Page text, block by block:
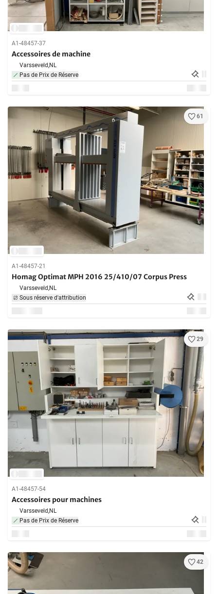
A1-48457-37
Accessoires de machine
Varsseveld,NL
Pas de Prix de Réserve
61
A1-48457-21
Homag Optimat MPH 2016 25/410/07 Corpus Press
Varsseveld,NL
Sous réserve d'attribution
29
A1-48457-54
Accessoires pour machines
Varsseveld,NL
Pas de Prix de Réserve
42